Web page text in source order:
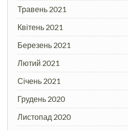
Травень 2021
Квітень 2021
Березень 2021
Лютий 2021
Січень 2021
Грудень 2020
Листопад 2020